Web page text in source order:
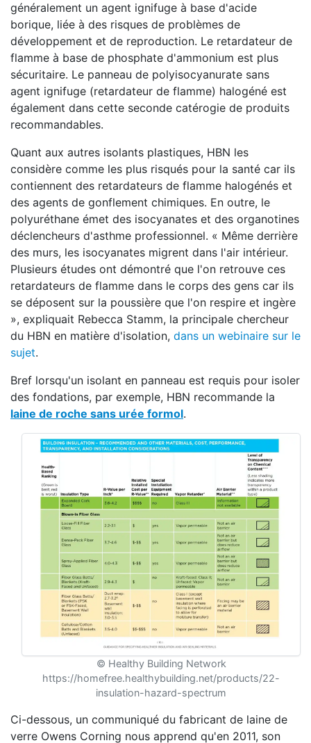
généralement un agent ignifuge à base d'acide
borique, liée à des risques de problèmes de
développement et de reproduction. Le retardateur de
flamme à base de phosphate d'ammonium est plus
sécuritaire. Le panneau de polyisocyanurate sans
agent ignifuge (retardateur de flamme) halogéné est
également dans cette seconde catérogie de produits
recommandables.
Quant aux autres isolants plastiques, HBN les
considère comme les plus risqués pour la santé car ils
contiennent des retardateurs de flamme halogénés et
des agents de gonflement chimiques. En outre, le
polyuréthane émet des isocyanates et des organotines
déclencheurs d'asthme professionnel. « Même derrière
des murs, les isocyanates migrent dans l'air intérieur.
Plusieurs études ont démontré que l'on retrouve ces
retardateurs de flamme dans le corps des gens car ils
se déposent sur la poussière que l'on respire et ingère
», expliquait Rebecca Stamm, la principale chercheur
du HBN en matière d'isolation, dans un webinaire sur le
sujet.
Bref lorsqu'un isolant en panneau est requis pour isoler
des fondations, par exemple, HBN recommande la
laine de roche sans urée formol.
© Healthy Building Network
https://homefree.healthybuilding.net/products/22-
insulation-hazard-spectrum
Ci-dessous, un communiqué du fabricant de laine de
verre Owens Corning nous apprend qu'en 2011, son